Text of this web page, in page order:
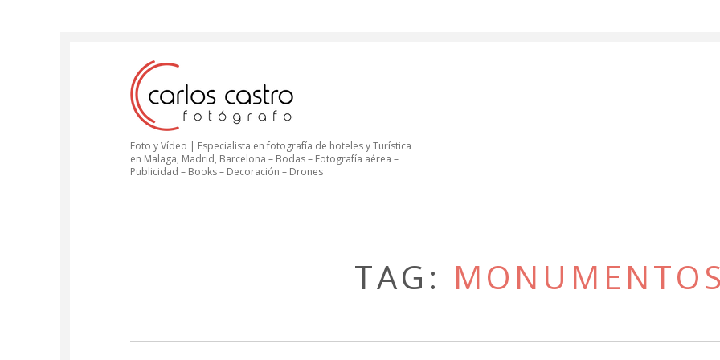
Foto y Vídeo | Especialista en fotografía de hoteles y Turística
en Malaga, Madrid, Barcelona – Bodas – Fotografía aérea –
Publicidad – Books – Decoración – Drones
TAG: